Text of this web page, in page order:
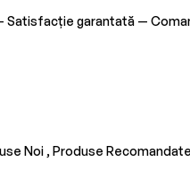
Satisfacție garantată —
Noi , Produse